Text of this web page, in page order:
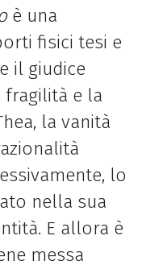
è una
fisici tesi e
il giudice
fragilità e la
la vanità
lo
nella sua
E allora è
messa